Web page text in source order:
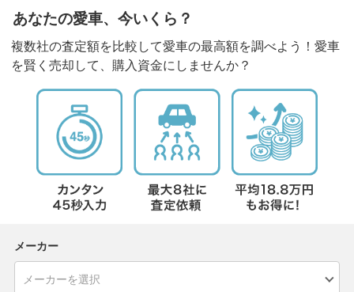
あなたの愛車、今いくら？
複数社の査定額を比較して愛車の最高額を調べよう！愛車
を賢く売却して、購入資金にしませんか？
メーカー